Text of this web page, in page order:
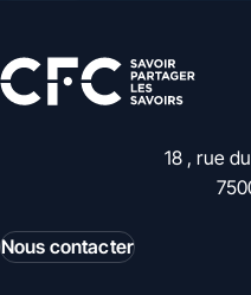
18 , rue
Nous contacter